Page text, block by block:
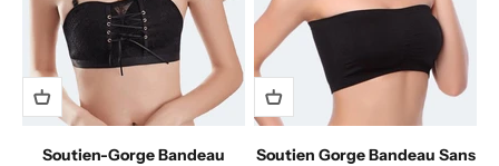
Soutien-Gorge Bandeau
Soutien Gorge Bandeau Sans